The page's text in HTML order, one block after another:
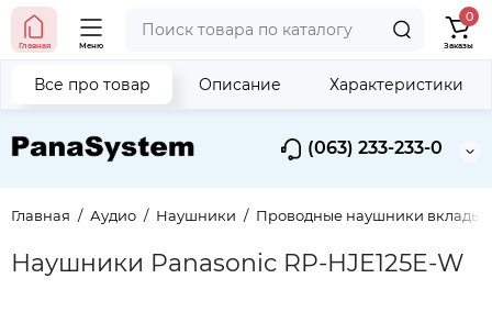
(063) 233-233-0
Главная Меню
0
Заказы
Главная Аудио Наушники Проводные наушники
Наушники Panasonic RP-HJE125E-W
Все про товар Описание Характеристики